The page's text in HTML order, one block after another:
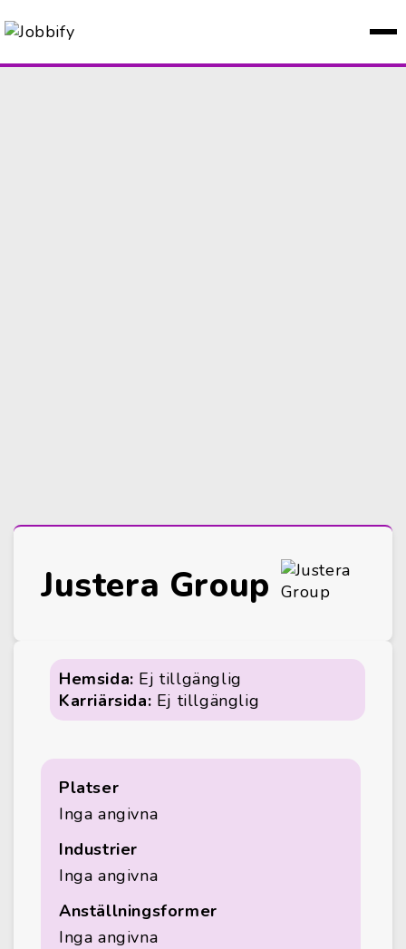
Justera Group
Hemsida: Ej tillgänglig
Karriärsida: Ej tillgänglig
Platser
Inga angivna
Industrier
Inga angivna
Anställningsformer
Inga angivna